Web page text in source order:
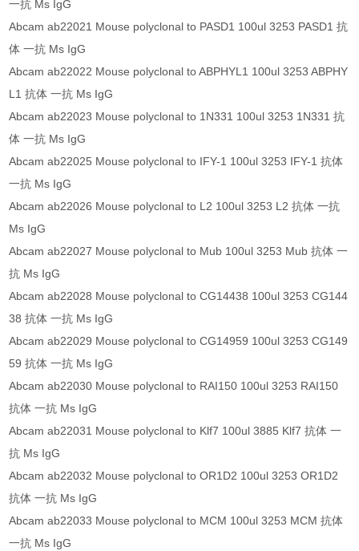
一抗 Ms IgG
Abcam ab22021 Mouse polyclonal to PASD1 100ul 3253 PASD1 抗
体 一抗 Ms IgG
Abcam ab22022 Mouse polyclonal to ABPHYL1 100ul 3253 ABPHY
L1 抗体 一抗 Ms IgG
Abcam ab22023 Mouse polyclonal to 1N331 100ul 3253 1N331 抗
体 一抗 Ms IgG
Abcam ab22025 Mouse polyclonal to IFY-1 100ul 3253 IFY-1 抗体
一抗 Ms IgG
Abcam ab22026 Mouse polyclonal to L2 100ul 3253 L2 抗体 一抗
Ms IgG
Abcam ab22027 Mouse polyclonal to Mub 100ul 3253 Mub 抗体 一
抗 Ms IgG
Abcam ab22028 Mouse polyclonal to CG14438 100ul 3253 CG144
38 抗体 一抗 Ms IgG
Abcam ab22029 Mouse polyclonal to CG14959 100ul 3253 CG149
59 抗体 一抗 Ms IgG
Abcam ab22030 Mouse polyclonal to RAI150 100ul 3253 RAI150
抗体 一抗 Ms IgG
Abcam ab22031 Mouse polyclonal to Klf7 100ul 3885 Klf7 抗体 一
抗 Ms IgG
Abcam ab22032 Mouse polyclonal to OR1D2 100ul 3253 OR1D2
抗体 一抗 Ms IgG
Abcam ab22033 Mouse polyclonal to MCM 100ul 3253 MCM 抗体
一抗 Ms IgG